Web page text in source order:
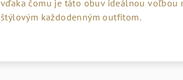
vďaka čomu je táto obuv ideálnou
štýlovým každodenným outfitom.